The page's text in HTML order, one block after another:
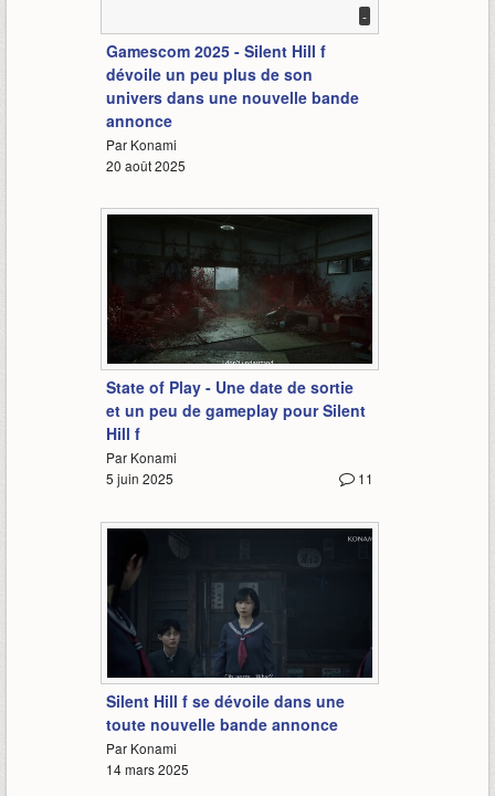
-
Gamescom 2025 - Silent Hill f
dévoile un peu plus de son
univers dans une nouvelle bande
annonce
Par Konami
20 août 2025
3:10
State of Play - Une date de sortie
et un peu de gameplay pour Silent
Hill f
Par Konami
11
5 juin 2025
3:40
Silent Hill f se dévoile dans une
toute nouvelle bande annonce
Par Konami
14 mars 2025